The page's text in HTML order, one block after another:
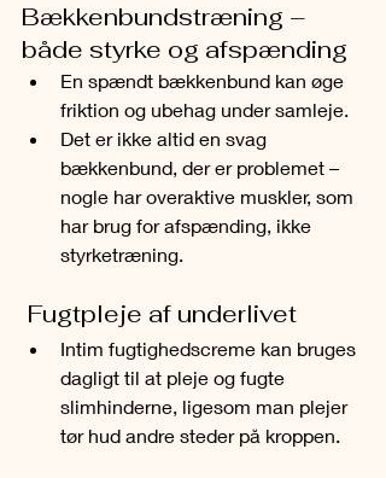
Bækkenbundstræning –
både styrke og afspænding
En spændt bækkenbund kan øge
friktion og ubehag under samleje.
Det er ikke altid en svag
bækkenbund, der er problemet –
nogle har overaktive muskler, som
har brug for afspænding, ikke
styrketræning.
Fugtpleje af underlivet
Intim fugtighedscreme kan bruges
dagligt til at pleje og fugte
slimhinderne, ligesom man plejer
tør hud andre steder på kroppen.